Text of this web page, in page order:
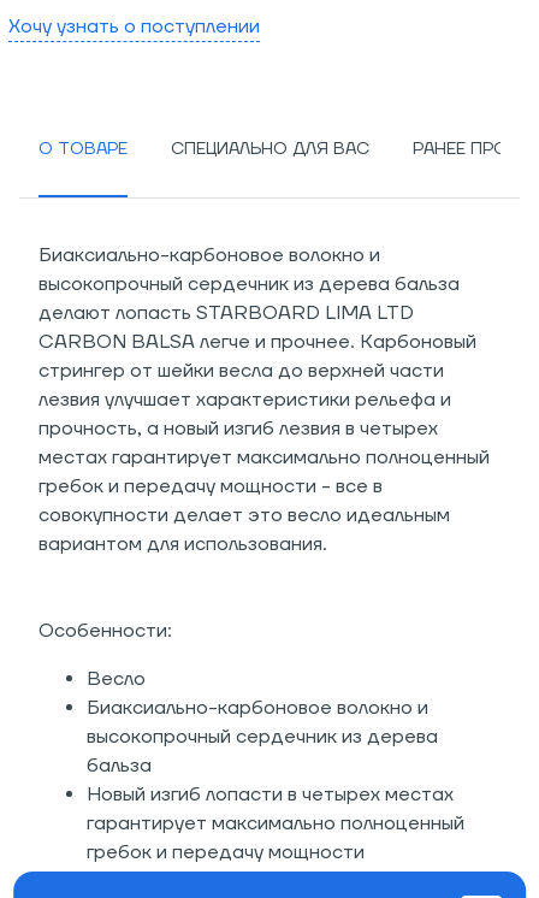
Хочу узнать о поступлении
О ТОВАРЕ СПЕЦИАЛЬНО ДЛЯ ВАС РАНЕЕ
Биаксиально-карбоновое волокно и
высокопрочный сердечник из дерева бальза
делают лопасть STARBOARD LIMA LTD
CARBON BALSA легче и прочнее. Карбоновый
стрингер от шейки весла до верхней части
лезвия улучшает характеристики рельефа и
прочность, а новый изгиб лезвия в четырех
местах гарантирует максимально полноценный
гребок и передачу мощности - все в
совокупности делает это весло идеальным
вариантом для использования.
Особенности:
Весло
Биаксиально-карбоновое волокно и
высокопрочный сердечник из дерева
бальза
Новый изгиб лопасти в четырех местах
гарантирует максимально полноценный
гребок и передачу мощности